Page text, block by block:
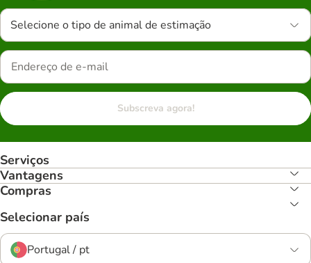
Selecione o tipo de animal de estimação
Subscreva agora!
Serviços
Vantagens
Compras
Selecionar país
Portugal / pt